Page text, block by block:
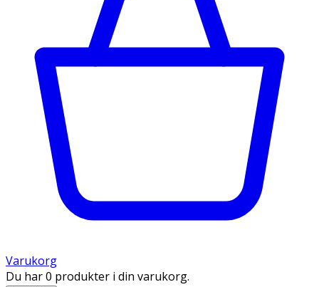
Varukorg
Du har 0 produkter i din varukorg.